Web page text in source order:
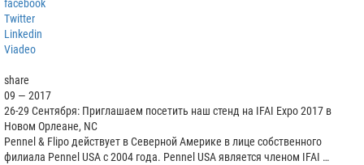
facebook
Twitter
Linkedin
Viadeo
share
09 — 2017
26-29 Сентября: Приглашаем посетить наш стенд на IFAI Expo 2017 в
Новом Орлеане, NC
Pennel & Flipo действует в Северной Америке в лице собственного
филиала Pennel USA с 2004 года. Pennel USA является членом IFAI …